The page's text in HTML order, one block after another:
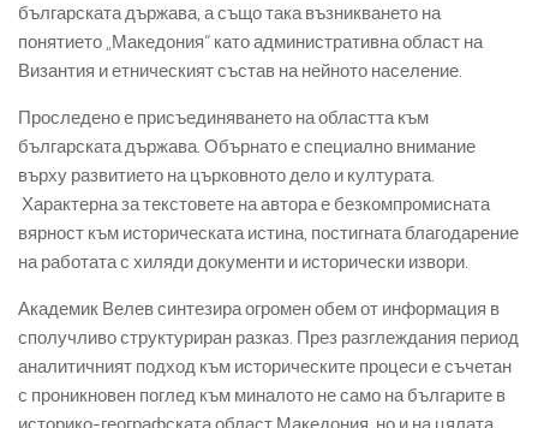
българската държава, а също така възникването на
понятието „Македония“ като административна област на
Византия и етническият състав на нейното население.
Проследено е присъединяването на областта към
българската държава. Обърнато е специално внимание
върху развитието на църковното дело и културата.
Характерна за текстовете на автора е безкомпромисната
вярност към историческата истина, постигната благодарение
на работата с хиляди документи и исторически извори.
Академик Велев синтезира огромен обем от информация в
сполучливо структуриран разказ. През разглеждания период
аналитичният подход към историческите процеси е съчетан
с проникновен поглед към миналото не само на българите в